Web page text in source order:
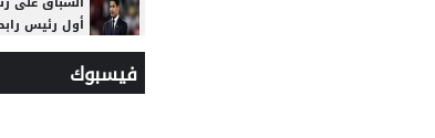
أول رئيس
أغلى لاعب فيفيسبوك